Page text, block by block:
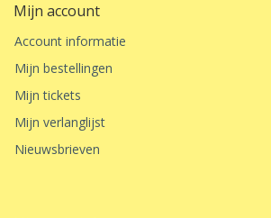
Mijn account
Account informatie
Mijn bestellingen
Mijn tickets
Mijn verlanglijst
Nieuwsbrieven